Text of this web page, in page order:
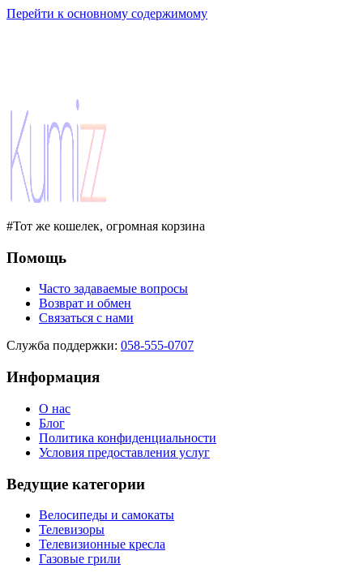
Перейти к основному содержимому
#Тот же кошелек, огромная корзина
Помощь
Часто задаваемые вопросы
Возврат и обмен
Связаться с нами
Служба поддержки: 058-555-0707
Информация
О нас
Блог
Политика конфиденциальности
Условия предоставления услуг
Ведущие категории
Велосипеды и самокаты
Телевизоры
Телевизионные кресла
Газовые грили